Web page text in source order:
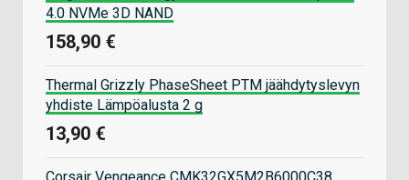
4.0 NVMe 3D NAND
158,90 €
Thermal Grizzly PhaseSheet PTM jäähdytyslevyn
yhdiste Lämpöalusta 2 g
13,90 €